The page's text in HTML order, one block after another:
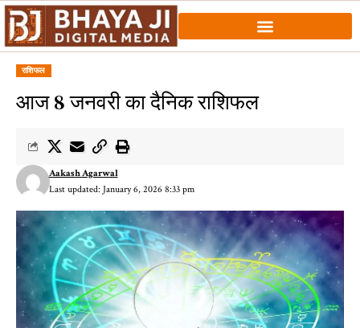
राशिफल
आज 8 जनवरी का दैनिक राशिफल
Last updated: January 6, 2026 8:33 pm
Aakash Agarwal